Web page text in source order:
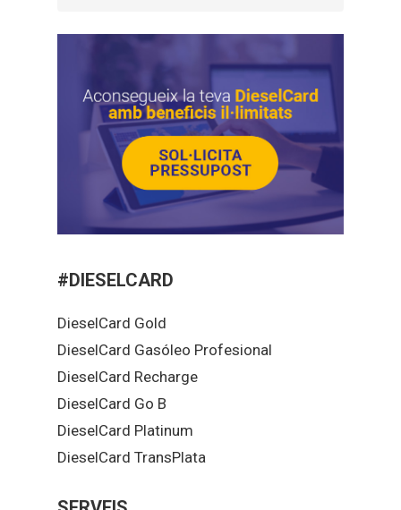
#DIESELCARD
DieselCard Gold
DieselCard Gasóleo Profesional
DieselCard Recharge
DieselCard Go B
DieselCard Platinum
DieselCard TransPlata